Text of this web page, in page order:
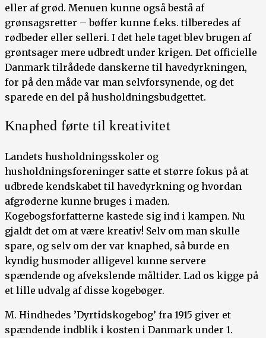
eller af grød. Menuen kunne også bestå af
grønsagsretter – bøffer kunne f.eks. tilberedes af
rødbeder eller selleri. I det hele taget blev brugen af
grøntsager mere udbredt under krigen. Det officielle
Danmark tilrådede danskerne til havedyrkningen,
for på den måde var man selvforsynende, og det
sparede en del på husholdningsbudgettet.
Knaphed førte til kreativitet
Landets husholdningsskoler og
husholdningsforeninger satte et større fokus på at
udbrede kendskabet til havedyrkning og hvordan
afgrøderne kunne bruges i maden.
Kogebogsforfatterne kastede sig ind i kampen. Nu
gjaldt det om at være kreativ! Selv om man skulle
spare, og selv om der var knaphed, så burde en
kyndig husmoder alligevel kunne servere
spændende og afvekslende måltider. Lad os kigge på
et lille udvalg af disse kogebøger.
M. Hindhedes ’Dyrtidskogebog’ fra 1915 giver et
spændende indblik i kosten i Danmark under 1.